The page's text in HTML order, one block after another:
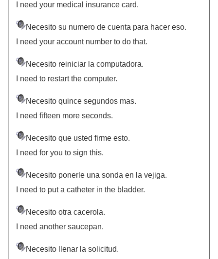
I need your medical insurance card.
Necesito su numero de cuenta para hacer eso.
I need your account number to do that.
Necesito reiniciar la computadora.
I need to restart the computer.
Necesito quince segundos mas.
I need fifteen more seconds.
Necesito que usted firme esto.
I need for you to sign this.
Necesito ponerle una sonda en la vejiga.
I need to put a catheter in the bladder.
Necesito otra cacerola.
I need another saucepan.
Necesito llenar la solicitud.